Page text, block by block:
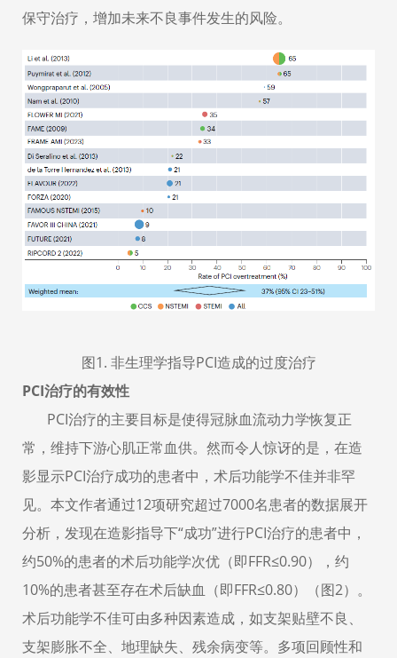
保守治疗 ，增加未来不良事件发生的风险。
图1. 非生理学指导PCI造成的过度治疗
PCI治疗的有效性
PCI治疗的主要目标是使得冠脉血流动力学恢复正
常，维持下游心肌正常血供。然而令人惊讶的是，在造
影显示PCI治疗成功的患者中，术后功能学不佳并非罕
见。本文作者通过12项研究超过7000名患者的数据展开
分析，发现在造影指导下“成功”进行PCI治疗的患者中，
约50%的患者的术后功能学次优（即FFR≤0.90），约
10%的患者甚至存在术后缺血（即FFR≤0.80）（图2）。
术后功能学不佳可由多种因素造成，如支架贴壁不良、
支架膨胀不全、地理缺失、残余病变等。多项回顾性和